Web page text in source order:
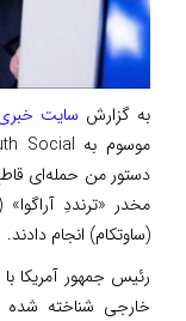
به گزارش سایت
دستور من حمله‌ای
(ساوتکام) انجام دادند.
رئیس جمهور آمریکا
خارجی شناخته